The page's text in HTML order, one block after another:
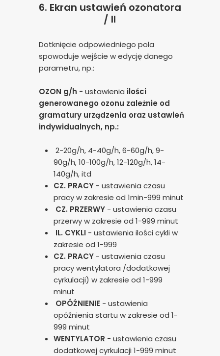
6. Ekran ustawień ozonatora
/ II
Dotknięcie odpowiedniego pola
spowoduje wejście w edycję danego
parametru, np.:
OZON g/h - ustawienia ilości
generowanego ozonu zależnie od
gramatury urządzenia oraz ustawień
indywidualnych, np.:
2-20g/h, 4-40g/h, 6-60g/h, 9-
90g/h, 10-100g/h, 12-120g/h, 14-
140g/h, itd
CZ. PRACY - ustawienia czasu
pracy w zakresie od 1min-999 minut
CZ. PRZERWY - ustawienia czasu
przerwy w zakresie od 1-999 minut
IL. CYKLI - ustawienia ilości cykli w
zakresie od 1-999
CZ. PRACY - ustawienia czasu
pracy wentylatora /dodatkowej
cyrkulacji) w zakresie od 1-999
minut
OPÓŹNIENIE - ustawienia
opóźnienia startu w zakresie od 1-
999 minut
WENTYLATOR - ustawienia czasu
dodatkowej cyrkulacji 1-999 minut